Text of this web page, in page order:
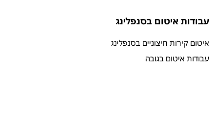
עבודות איטום בסנפלינג
איטום קירות חיצוניים בסנפלינג
עבודות איטום בגובה